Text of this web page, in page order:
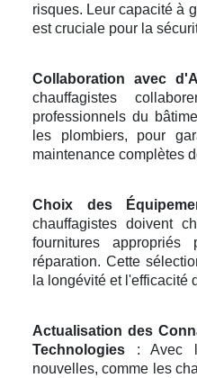
risques. Leur capacité à
est cruciale pour la
Collaboration avec
chauffagistes
professionnels du
les plombiers, pour
maintenance complètes
Choix des
chauffagistes doivent
fournitures
réparation. Cette
la longévité et l'efficacité
Actualisation des
Technologies : Avec
nouvelles, comme les